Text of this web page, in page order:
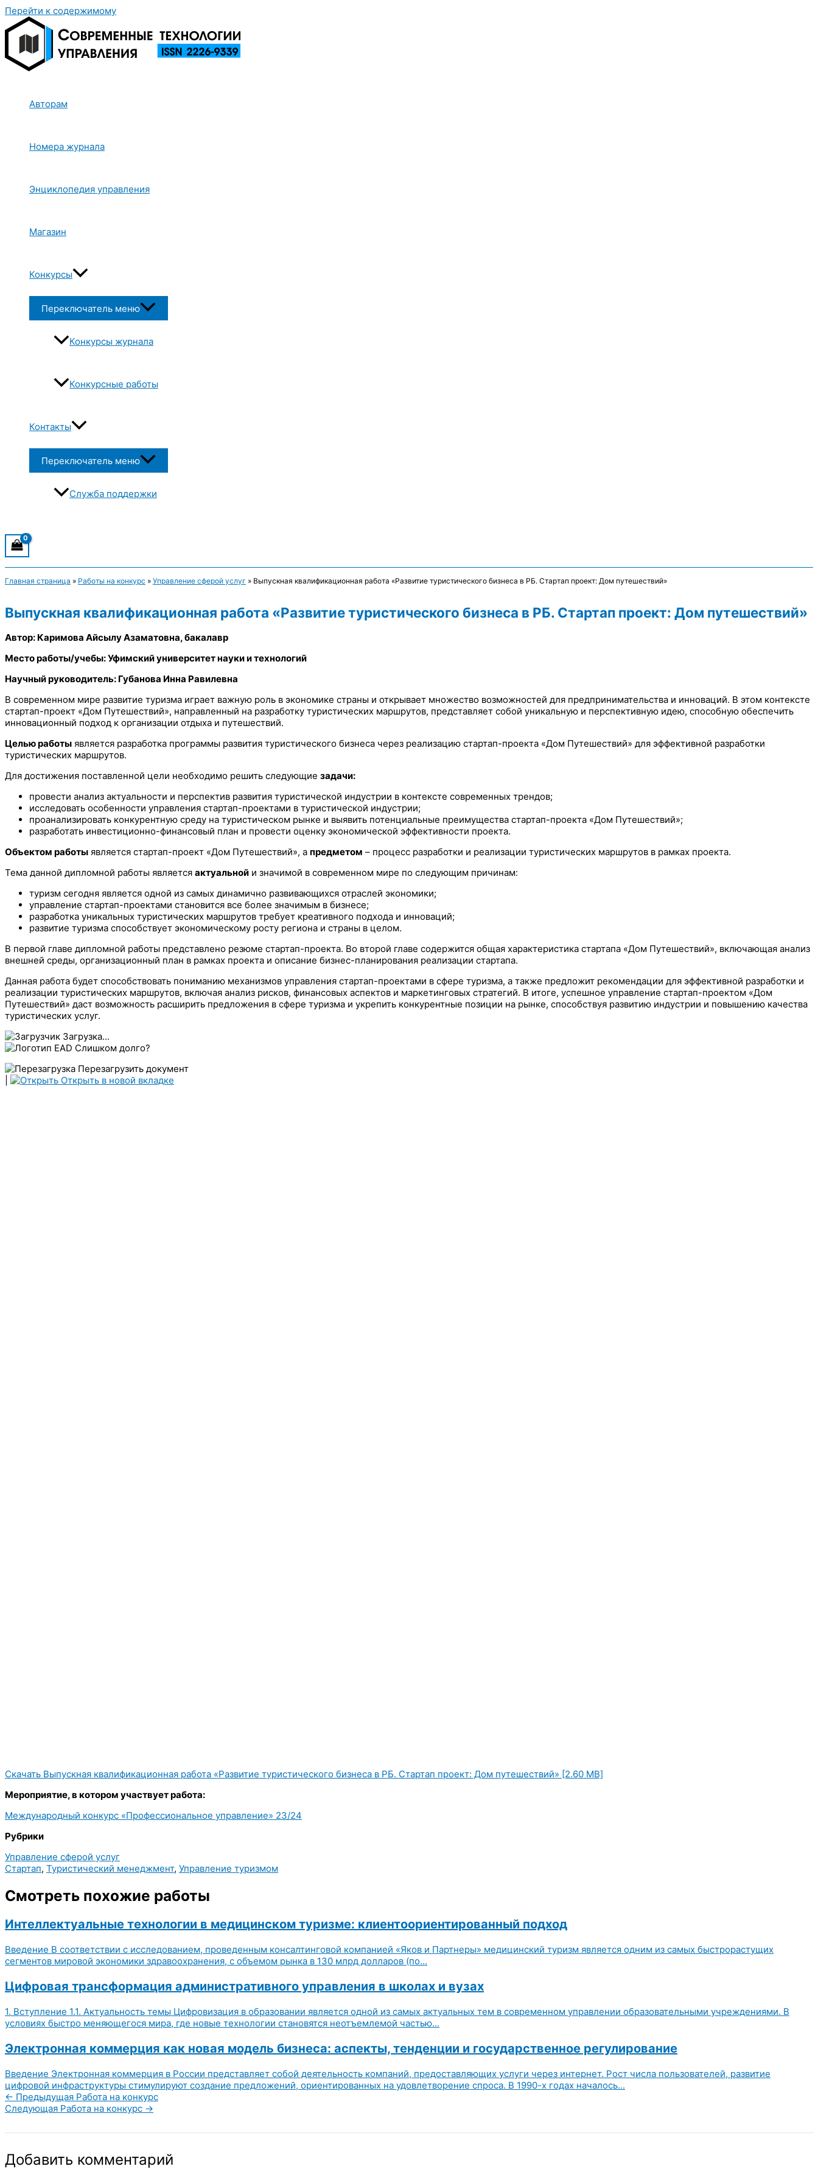
Перейти к содержимому
Авторам
Номера журнала
Энциклопедия управления
Магазин
Конкурсы
Переключатель меню
Конкурсы журнала
Конкурсные работы
Контакты
Переключатель меню
Служба поддержки
Главная страница » Работы на конкурс » Управление сферой услуг » Выпускная квалификационная работа «Развитие туристического бизнеса в РБ. Стартап проект: Дом путешествий»
Выпускная квалификационная работа «Развитие туристического бизнеса в РБ. Стартап проект: Дом путешествий»
Автор: Каримова Айсылу Азаматовна, бакалавр
Место работы/учебы: Уфимский университет науки и технологий
Научный руководитель: Губанова Инна Равилевна
В современном мире развитие туризма играет важную роль в экономике страны и открывает множество возможностей для предпринимательства и инноваций. В этом контексте
стартап-проект «Дом Путешествий», направленный на разработку туристических маршрутов, представляет собой уникальную и перспективную идею, способную обеспечить
инновационный подход к организации отдыха и путешествий.
Целью работы является разработка программы развития туристического бизнеса через реализацию стартап-проекта «Дом Путешествий» для эффективной разработки
туристических маршрутов.
Для достижения поставленной цели необходимо решить следующие задачи:
провести анализ актуальности и перспектив развития туристической индустрии в контексте современных трендов;
исследовать особенности управления стартап-проектами в туристической индустрии;
проанализировать конкурентную среду на туристическом рынке и выявить потенциальные преимущества стартап-проекта «Дом Путешествий»;
разработать инвестиционно-финансовый план и провести оценку экономической эффективности проекта.
Объектом работы является стартап-проект «Дом Путешествий», а предметом – процесс разработки и реализации туристических маршрутов в рамках проекта.
Тема данной дипломной работы является актуальной и значимой в современном мире по следующим причинам:
туризм сегодня является одной из самых динамично развивающихся отраслей экономики;
управление стартап-проектами становится все более значимым в бизнесе;
разработка уникальных туристических маршрутов требует креативного подхода и инноваций;
развитие туризма способствует экономическому росту региона и страны в целом.
В первой главе дипломной работы представлено резюме стартап-проекта. Во второй главе содержится общая характеристика стартапа «Дом Путешествий», включающая анализ
внешней среды, организационный план в рамках проекта и описание бизнес-планирования реализации стартапа.
Данная работа будет способствовать пониманию механизмов управления стартап-проектами в сфере туризма, а также предложит рекомендации для эффективной разработки и
реализации туристических маршрутов, включая анализ рисков, финансовых аспектов и маркетинговых стратегий. В итоге, успешное управление стартап-проектом «Дом
Путешествий» даст возможность расширить предложения в сфере туризма и укрепить конкурентные позиции на рынке, способствуя развитию индустрии и повышению качества
туристических услуг.
Загрузка...
Слишком долго?
Перезагрузить документ
Открыть в новой вкладке
Скачать Выпускная квалификационная работа «Развитие туристического бизнеса в РБ. Стартап проект: Дом путешествий» [2.60 MB]
Мероприятие, в котором участвует работа:
Международный конкурс «Профессиональное управление» 23/24
Рубрики
Управление сферой услуг
Стартап, Туристический менеджмент, Управление туризмом
Смотреть похожие работы
Интеллектуальные технологии в медицинском туризме: клиентоориентированный подход
Введение В соответствии с исследованием, проведенным консалтинговой компанией «Яков и Партнеры» медицинский туризм является одним из самых быстрорастущих
сегментов мировой экономики здравоохранения, с объемом рынка в 130 млрд долларов (по...
Цифровая трансформация административного управления в школах и вузах
1. Вступление 1.1. Актуальность темы Цифровизация в образовании является одной из самых актуальных тем в современном управлении образовательными учреждениями. В
условиях быстро меняющегося мира, где новые технологии становятся неотъемлемой частью...
Электронная коммерция как новая модель бизнеса: аспекты, тенденции и государственное регулирование
Введение Электронная коммерция в России представляет собой деятельность компаний, предоставляющих услуги через интернет. Рост числа пользователей, развитие
цифровой инфраструктуры стимулируют создание предложений, ориентированных на удовлетворение спроса. В 1990-х годах началось...
← Предыдущая Работа на конкурс
Следующая Работа на конкурс →
Добавить комментарий